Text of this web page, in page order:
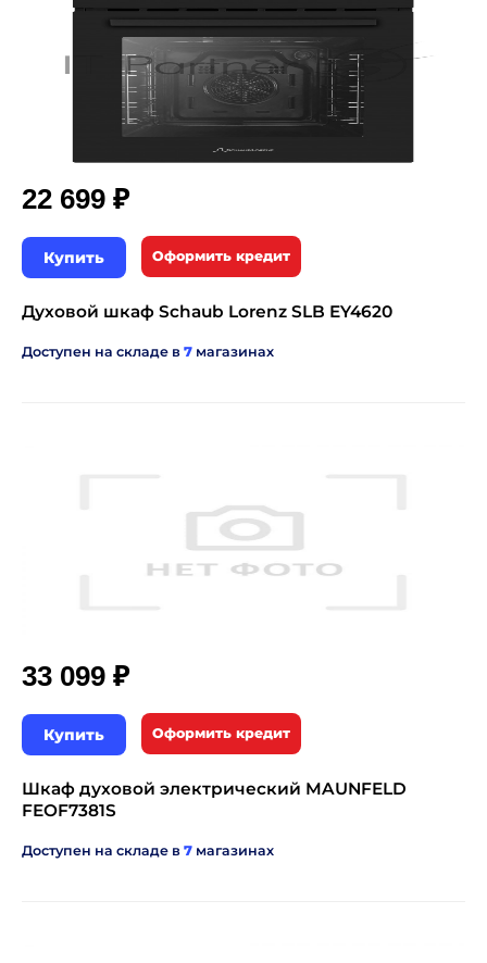
22 699 ₽
Купить Оформить кредит
Духовой шкаф Schaub Lorenz SLB EY4620
Доступен на складе в 7 магазинах
33 099 ₽
Купить Оформить кредит
Шкаф духовой электрический MAUNFELD
FEOF7381S
Доступен на складе в 7 магазинах